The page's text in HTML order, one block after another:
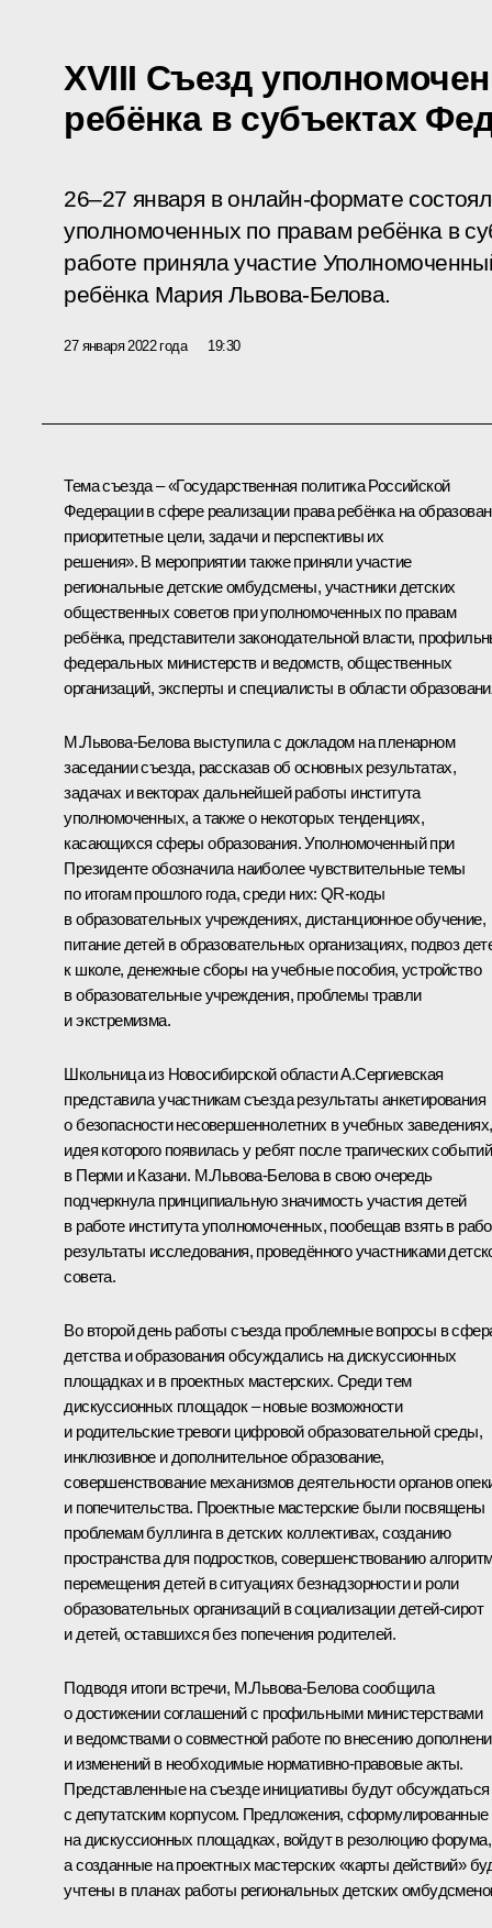
XVIII Съезд
ребёнка в субъектах
26–27 января в онлайн-формате
уполномоченных по правам ребёнка в
работе приняла участие
ребёнка Мария Львова-Белова.
27 января 2022 года 19:30
Тема съезда – «Государственная политика Российской
Федерации в сфере реализации права ребёнка на
приоритетные цели, задачи и перспективы их
решения». В мероприятии также приняли участие
региональные детские омбудсмены, участники детских
общественных советов при уполномоченных по правам
ребёнка, представители законодательной власти,
федеральных министерств и ведомств, общественных
организаций, эксперты и специалисты в области
М.Львова-Беловавыступила с докладом на пленарном
заседании съезда, рассказав об основных результатах,
задачах и векторах дальнейшей работы института
уполномоченных, а также о некоторых тенденциях,
касающихся сферы образования. Уполномоченный при
Президенте обозначила наиболее чувствительные темы
по итогам прошлого года, среди них: QR-коды
в образовательных учреждениях, дистанционное обучение,
питание детей в образовательных организациях, подвоз
к школе, денежные сборы на учебные пособия, устройство
в образовательные учреждения, проблемы травли
и экстремизма.
Школьница из Новосибирской области А.Сергиевская
представила участникам съезда результаты анкетирования
о безопасности несовершеннолетних в учебных заведениях,
идея которого появилась у ребят после трагических событий
в Перми и Казани. М.Львова-Белова в свою очередь
подчеркнула принципиальную значимость участия детей
в работе института уполномоченных, пообещав взять в
результаты исследования, проведённого участниками
совета.
Во второй день работы съезда проблемные вопросы в
детства и образования обсуждались на дискуссионных
площадках и в проектных мастерских. Среди тем
дискуссионных площадок – новые возможности
и родительские тревоги цифровой образовательной среды,
инклюзивное и дополнительное образование,
совершенствование механизмов деятельности органов
и попечительства. Проектные мастерские были посвящены
проблемам буллинга в детских коллективах, созданию
пространства для подростков, совершенствованию
перемещения детей в ситуациях безнадзорности и роли
образовательных организаций в социализации детей-сирот
и детей, оставшихся без попечения родителей.
Подводя итоги встречи, М.Львова-Белова сообщила
о достижении соглашений с профильными министерствами
и ведомствами о совместной работе по внесению
и изменений в необходимые нормативно-правовые акты.
Представленные на съезде инициативы будут обсуждаться
с депутатским корпусом. Предложения, сформулированные
на дискуссионных площадках, войдут в резолюцию форума,
а созданные на проектных мастерских «карты действий»
учтены в планах работы региональных детских